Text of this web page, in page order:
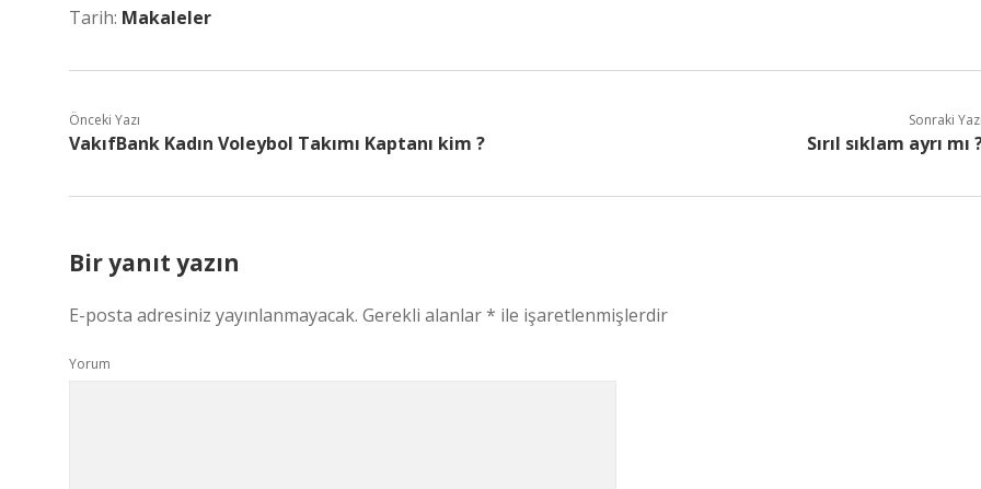
Tarih: Makaleler
Önceki Yazı
VakıfBank Kadın Voleybol Takımı Kaptanı kim ?
Sonraki
Sırıl sıklam ayrı mı
Bir yanıt yazın
E-posta adresiniz yayınlanmayacak. Gerekli alanlar* ile işaretlenmişlerdir
Yorum